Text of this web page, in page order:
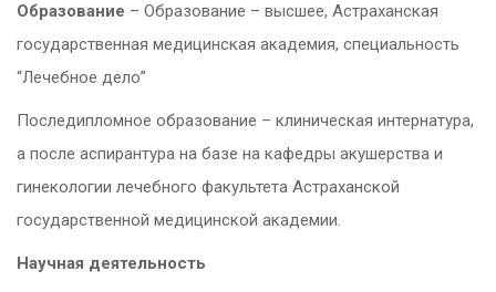
Образование – Образование – высшее, Астраханская
государственная медицинская академия, специальность
“Лечебное дело”
Последипломное образование – клиническая интернатура,
а после аспирантура на базе на кафедры акушерства и
гинекологии лечебного факультета Астраханской
государственной медицинской академии.
Научная деятельность